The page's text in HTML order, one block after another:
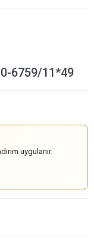
6759/11*49
uygulanır.